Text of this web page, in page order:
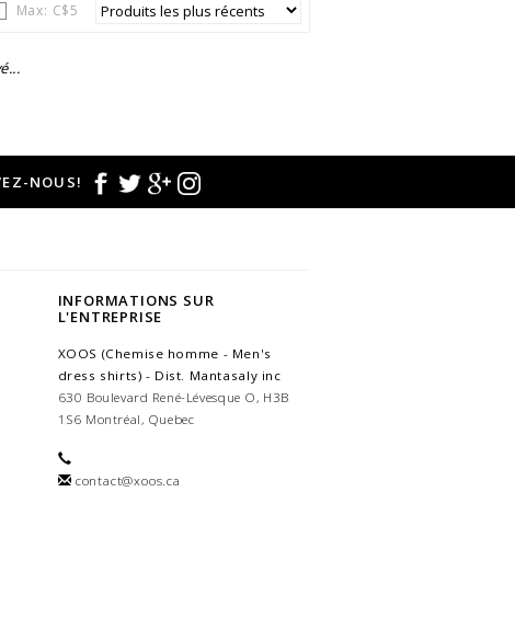
Max: C$5
NOUS!
INFORMATIONS SUR
L'ENTREPRISE
XOOS (Chemise homme - Men's
dress shirts) - Dist. Mantasaly inc
630 Boulevard René-Lévesque O, H3B
1S6 Montréal, Quebec
contact@xoos.ca